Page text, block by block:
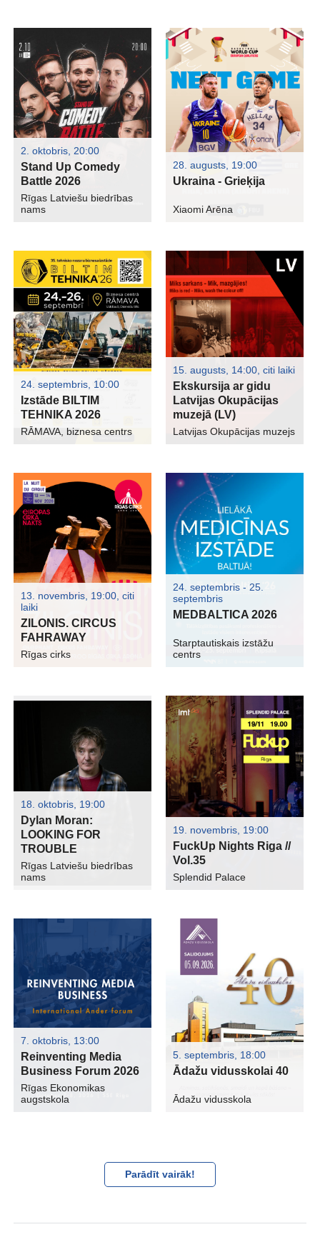
2. oktobris, 20:00
Stand Up Comedy
Battle 2026
Rīgas Latviešu biedrības
nams
28. augusts, 19:00
Ukraina - Grieķija
Xiaomi Arēna
24. septembris, 10:00
Izstāde BILTIM
TEHNIKA 2026
RĀMAVA, biznesa centrs
15. augusts, 14:00 ,citi laiki
Ekskursija ar gidu
Latvijas Okupācijas
muzejā (LV)
Latvijas Okupācijas muzejs
13. novembris, 19:00 citi
laiki
ZILONIS. CIRCUS
FAHRAWAY
Rīgas cirks
24. septembris - 25.
septembris
MEDBALTICA 2026
Starptautiskais izstāžu
centrs
18. oktobris, 19:00
Dylan Moran:
LOOKING FOR
TROUBLE
Rīgas Latviešu biedrības
nams
19. novembris, 19:00
FuckUp Nights Riga //
Vol.35
Splendid Palace
7. oktobris, 13:00
Reinventing Media
Business Forum 2026
Rīgas Ekonomikas
augstskola
5. septembris, 18:00
Ādažu vidusskolai 40
Ādažu vidusskola
Parādīt vairāk!